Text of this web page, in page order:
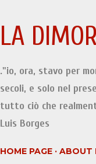
LA
."io, ora, stavo per
secoli, e solo nel
tutto ciò che
Luis Borges
HOME PAGE ABOUT